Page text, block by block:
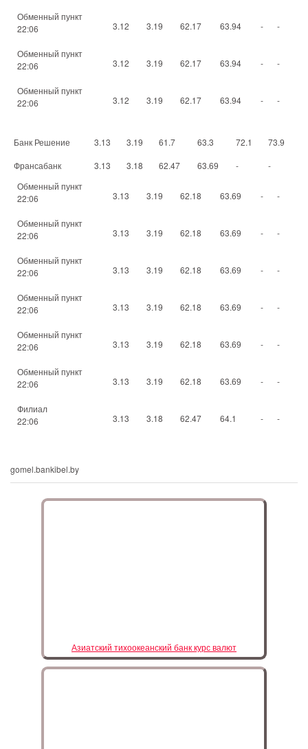
Обменный пункт
22:06
3.12 3.19 62.17 63.94 - -
Обменный пункт
22:06
3.12 3.19 62.17 63.94 - -
Обменный пункт
22:06
3.12 3.19 62.17 63.94 - -
Банк Решение 3.13 3.19 61.7 63.3 72.1
73.9
Франсабанк
3.13 3.18 62.47 63.69 -
-
Обменный пункт
22:06
3.13 3.19 62.18 63.69 - -
Обменный пункт
22:06
3.13 3.19 62.18 63.69 - -
Обменный пункт
22:06
3.13 3.19 62.18 63.69 - -
Обменный пункт
22:06
3.13 3.19 62.18 63.69 - -
Обменный пункт
22:06
3.13 3.19 62.18 63.69 - -
Обменный пункт
22:06
3.13 3.19 62.18 63.69 - -
Филиал
22:06
3.13 3.18 62.47 64.1 - -
gomel.bankibel.by
Азиатский тихоокеанский банк курс валют